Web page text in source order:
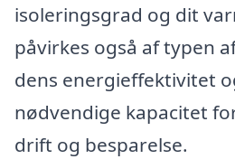
isoleringsgrad og dit
påvirkes også af typen
dens energieffektivitet
nødvendige kapacitet
drift og besparelse.